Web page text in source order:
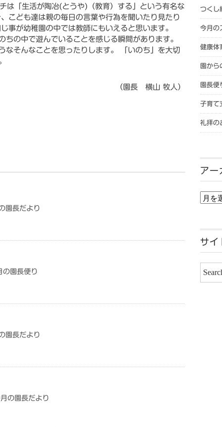
は「生活が陶冶(とうや)（教育）する」という有名な
こども達は親の毎日の言葉や行為を聞いたり見たり
事が幼稚園の中では教師にもいえると思います。
ちの中で遊んでいることを感じる瞬間があります。
なそんなことを思ったりします。 「いのち」を大切
（園長 横山 牧人）
園長だより
園長便り
園長だより
の園長だより
つくし
今月の
健康体
園から
園長便
子育て
礼拝の
アー
アー
サイ